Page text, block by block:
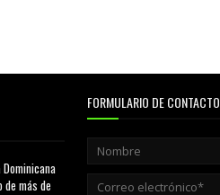
más de
FORMULARIO DE CONTACTO